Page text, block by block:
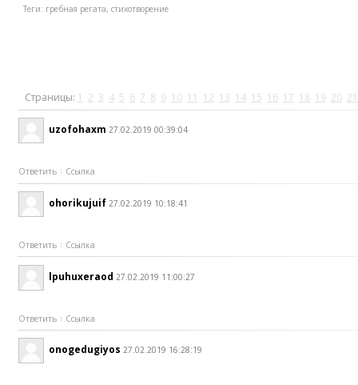
Теги: гребная регата, стихотворение
Страницы: 1 2 3 4 5 6 7 8 9 10 11 12 13 14 15 16 17 18 19 20 21
uzofohaxm 27.02.2019 00:39:04
Ответить Ссылка
ohorikujuif 27.02.2019 10:18:41
Ответить Ссылка
lpuhuxeraod 27.02.2019 11:00:27
Ответить Ссылка
onogedugiyos 27.02.2019 16:28:19